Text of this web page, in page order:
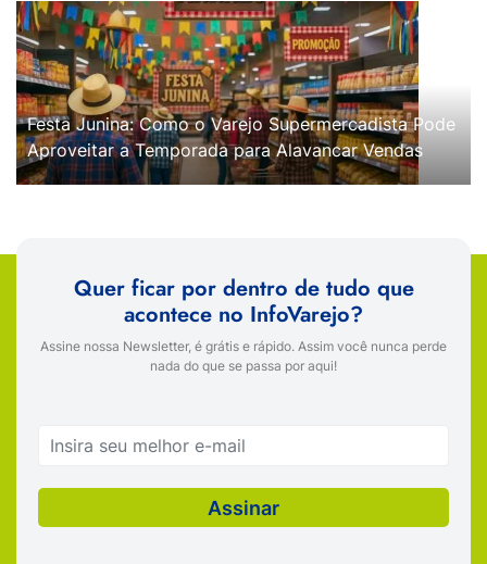
Festa Junina: Como o Varejo Supermercadista Pode
Aproveitar a Temporada para Alavancar Vendas
Quer ficar por dentro de tudo que
acontece no InfoVarejo?
Assine nossa Newsletter, é grátis e rápido. Assim você nunca perde
nada do que se passa por aqui!